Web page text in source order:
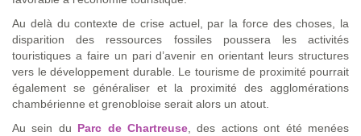
Au delà du contexte de crise actuel, par la force des choses, la
disparition des ressources fossiles poussera les activités
touristiques a faire un pari d’avenir en orientant leurs structures
vers le développement durable. Le tourisme de proximité pourrait
également se généraliser et la proximité des agglomérations
chambérienne et grenobloise serait alors un atout.
Au sein du Parc de Chartreuse , des actions ont été menées